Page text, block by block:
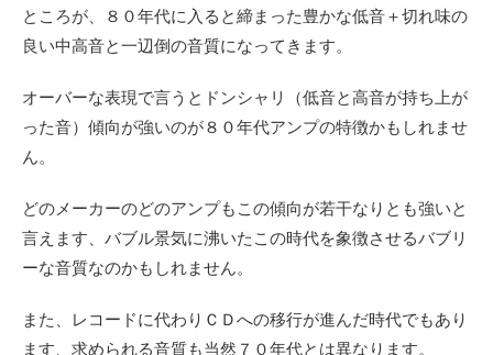
ところが、８０年代に入ると締まった豊かな低音＋切れ味の
良い中高音と一辺倒の音質になってきます。
オーバーな表現で言うとドンシャリ（低音と高音が持ち上が
った音）傾向が強いのが８０年代アンプの特徴かもしれませ
ん。
どのメーカーのどのアンプもこの傾向が若干なりとも強いと
言えます、バブル景気に沸いたこの時代を象徴させるバブリ
ーな音質なのかもしれません。
また、レコードに代わりＣＤへの移行が進んだ時代でもあり
ます、求められる音質も当然７０年代とは異なります。